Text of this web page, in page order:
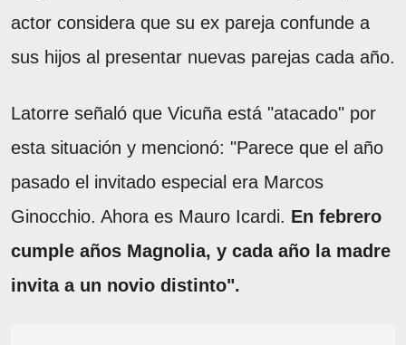
actor considera que su ex pareja confunde a
sus hijos al presentar nuevas parejas cada año.
Latorre señaló que Vicuña está "atacado" por
esta situación y mencionó: "Parece que el año
pasado el invitado especial era Marcos
Ginocchio. Ahora es Mauro Icardi. En febrero
cumple años Magnolia, y cada año la madre
invita a un novio distinto".